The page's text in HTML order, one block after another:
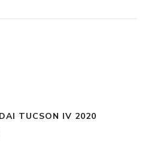
TUCSON IV 2020